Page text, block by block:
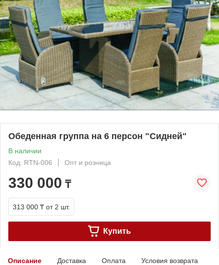
Обеденная группа на 6 персон "Сидней"
В наличии
Код: RTN-006
Опт и розница
330 000 ₸
313 000 ₸ от 2 шт.
Купить
Описание Доставка Оплата Условия возврата